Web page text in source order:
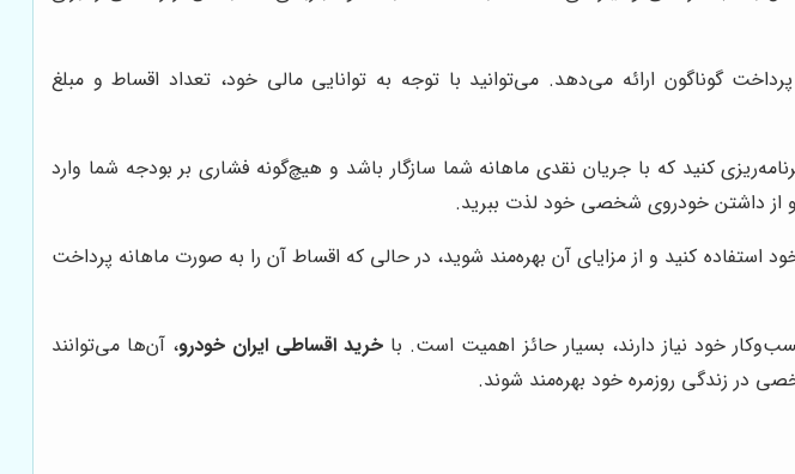
گوناگون ارائه می‌دهد. می‌توانید با توجه به توانایی مالی خود، تعداد اقساط و مبلغ
کنید که با جریان نقدی ماهانه شما سازگار باشد و هیچ‌گونه فشاری بر بودجه شما وارد
و از داشتن خودروی شخصی خود لذت ببرید.
استفاده کنید و از مزایای آن بهره‌مند شوید، در حالی که اقساط آن را به صورت ماهانه پرداخت
خود نیاز دارند، بسیار حائز اهمیت است. با خرید اقساطی ایران خودرو، آن‌ها می‌توانند
در زندگی روزمره خود بهره‌مند شوند.